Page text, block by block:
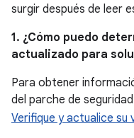
surgir después de leer
1. ¿Cómo puedo
actualizado para
Para obtener
del parche de
Verifique y actualice su